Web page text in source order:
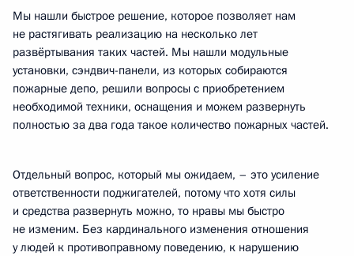
Мы нашли быстрое решение, которое позволяет нам
не растягивать реализацию на несколько лет
развёртывания таких частей. Мы нашли модульные
установки, сэндвич-панели, из которых собираются
пожарные депо, решили вопросы с приобретением
необходимой техники, оснащения и можем развернуть
полностью за два года такое количество пожарных частей.
Отдельный вопрос, который мы ожидаем, – это усиление
ответственности поджигателей, потому что хотя силы
и средства развернуть можно, то нравы мы быстро
не изменим. Без кардинального изменения отношения
у людей к противоправному поведению, к нарушению